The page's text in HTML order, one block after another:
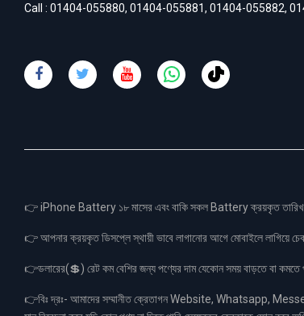
Call : 01404-055880, 01404-055881, 01404-055882,
👉 iPhone Battery ১৮ মাসের এবং বাকি সকল Battery ক্রয়কৃত
👉 আপনার ক্রয়কৃত ডিসপ্লে স্থায়ী ভাবে লাগানোর আগে মোবাইলে লাগিয়ে
👉ডলারের(💲) রেট কম বেশির জন্য পণ্যের দাম যেকোন সময় বাড়তে বা কমতে
👉বিঃ দ্রঃ- আমাদের সম্মানীত ক্রেতাগন Website, Whatsapp,